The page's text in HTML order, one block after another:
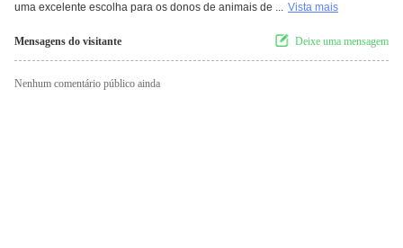
uma excelente escolha para os donos de animais de ... Vista mais
Mensagens do visitante Deixe uma mensagem
Nenhum comentário público ainda